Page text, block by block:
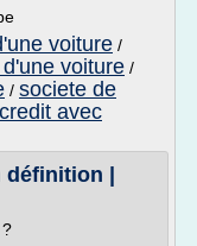
voiture /
voiture /
/ societe de
credit avec
|